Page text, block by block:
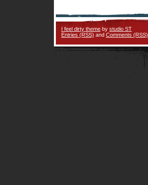
I feel dirty theme by studio ST
Entries (RSS) and Comments (RSS)